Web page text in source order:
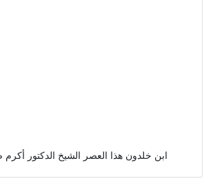
ابن خلدون هذا العصر الشيخ الدكتور أكرم